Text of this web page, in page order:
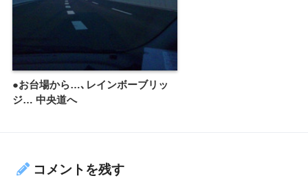
●お台場から…､レインボーブリッ
ジ… 中央道へ
コメントを残す